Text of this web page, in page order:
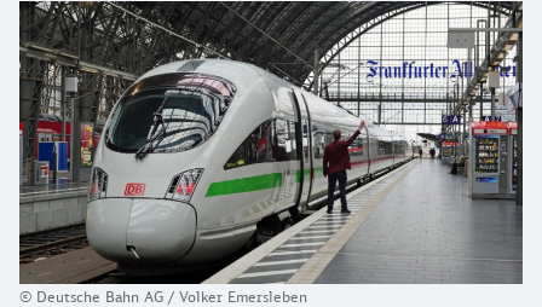
Bild eines abfahrbereiten ICE
© Deutsche Bahn AG / Volker Emersleben